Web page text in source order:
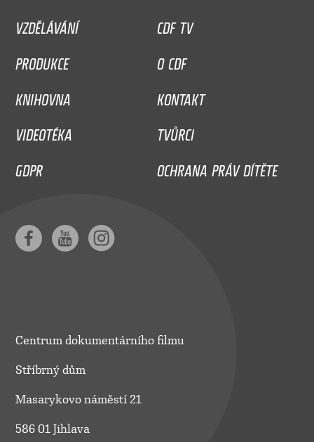
VZDĚLÁVÁNÍ
CDF TV
PRODUKCE
O CDF
KNIHOVNA
KONTAKT
VIDEOTÉKA
TVŮRCI
GDPR
OCHRANA PRÁV DÍTĚTE
Centrum dokumentárního filmu
Stříbrný dům
Masarykovo náměstí 21
586 01 Jihlava